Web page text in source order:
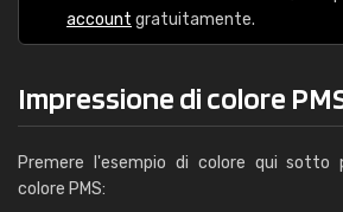
account gratuitamente.
Impressione di colore
Premere l'esempio di colore qui sotto
colore PMS: